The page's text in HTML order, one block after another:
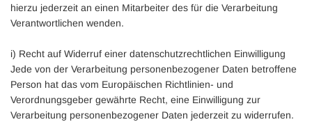
hierzu jederzeit an einen Mitarbeiter des für die Verarbeitung
Verantwortlichen wenden.
i) Recht auf Widerruf einer datenschutzrechtlichen Einwilligung
Jede von der Verarbeitung personenbezogener Daten betroffene
Person hat das vom Europäischen Richtlinien- und
Verordnungsgeber gewährte Recht, eine Einwilligung zur
Verarbeitung personenbezogener Daten jederzeit zu widerrufen.